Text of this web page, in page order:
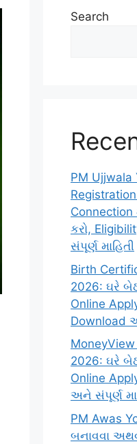
Search
PM Ujjwala
કરો,
સંપૂર્ણ માહિતી
Birth
2026: ઘરે
Online
Download
2026: ઘરે
Online
અને સંપૂર્ણ
PM Awas
બનાવવા